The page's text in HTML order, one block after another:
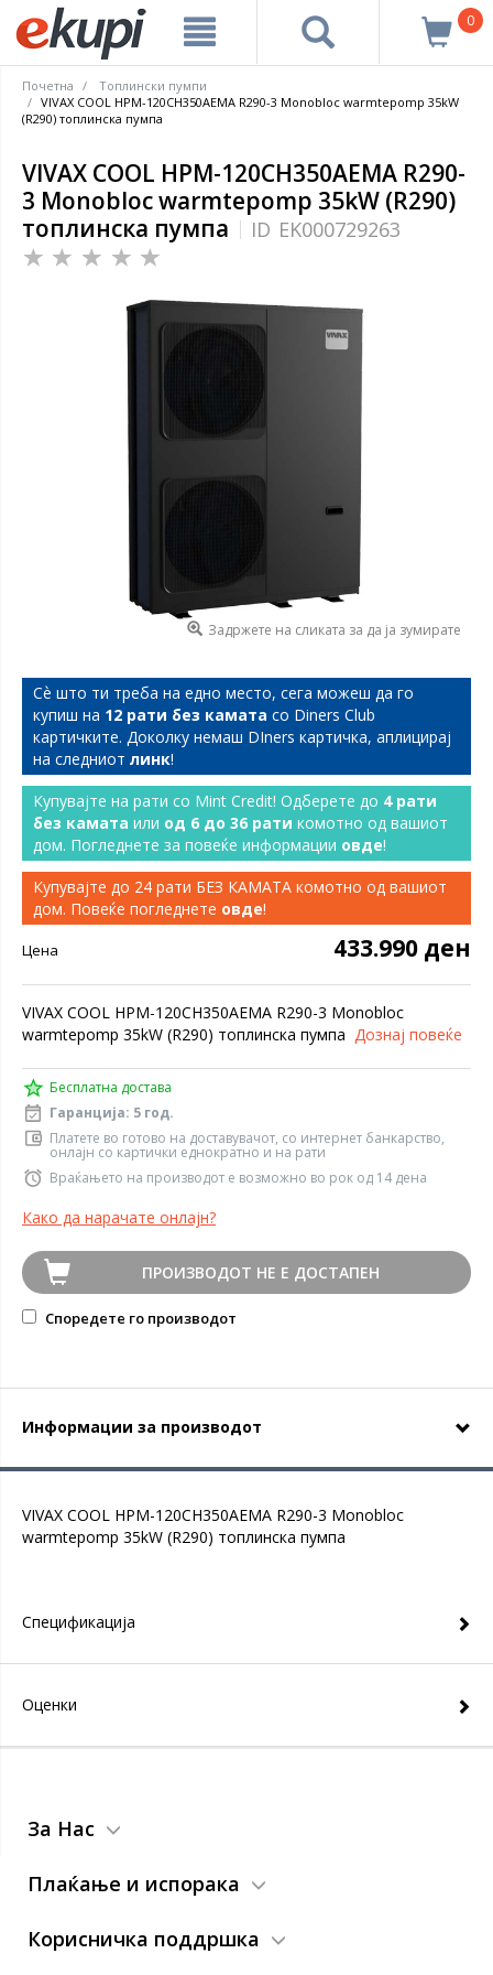
0
Почетна
Топлински пумпи
VIVAX COOL HPM-120CH350AEMA R290-3 Monobloc warmtepomp 35kW
(R290) топлинска пумпа
VIVAX COOL HPM-120CH350AEMA R290-
3 Monobloc warmtepomp 35kW (R290)
топлинска пумпа
ID EK000729263
Задржете на сликата за да ја зумирате
Сѐ што ти треба на едно место, сега можеш да го
купиш на 12 рати без камата со Diners Club
картичките. Доколку немаш DIners картичка, аплицирај
на следниот линк!
Купувајте на рати со Mint Credit! Одберете до 4 рати
без камата или од 6 до 36 рати комотно од вашиот
дом. Погледнете за повеќе информации овде!
Купувајте до 24 рати БЕЗ КАМАТА комотно од вашиот
дом. Повеќе погледнете овде!
Цена 433.990 ден
VIVAX COOL HPM-120CH350AEMA R290-3 Monobloc
warmtepomp 35kW (R290) топлинска пумпа Дознај повеќе
Бесплатна достава
Гаранција: 5 год.
Платете во готово на доставувачот, со интернет банкарство,
онлајн со картички еднократно и на рати
Враќањето на производот е возможно во рок од 14 дена
Како да нарачате онлајн?
ПРОИЗВОДОТ НЕ Е ДОСТАПЕН
Споредете го производот
Информации за производот
VIVAX COOL HPM-120CH350AEMA R290-3 Monobloc
warmtepomp 35kW (R290) топлинска пумпа
Спецификација
Оценки
За Нас
Плаќање и испорака
Корисничка поддршка